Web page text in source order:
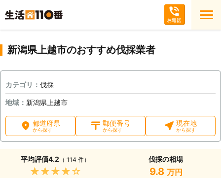
新潟県上越市のおすすめ伐採業者
カテゴリ： 伐採
地域： 新潟県上越市
都道府県
から探す
郵便番号
から探す
現在地
から探す
平均評価4.2 （ 114 件）
★★★★★
伐採の相場
9.8 万円